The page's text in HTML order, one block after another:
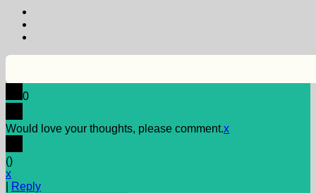
0
Would love your thoughts, please comment.x
()
x
Reply